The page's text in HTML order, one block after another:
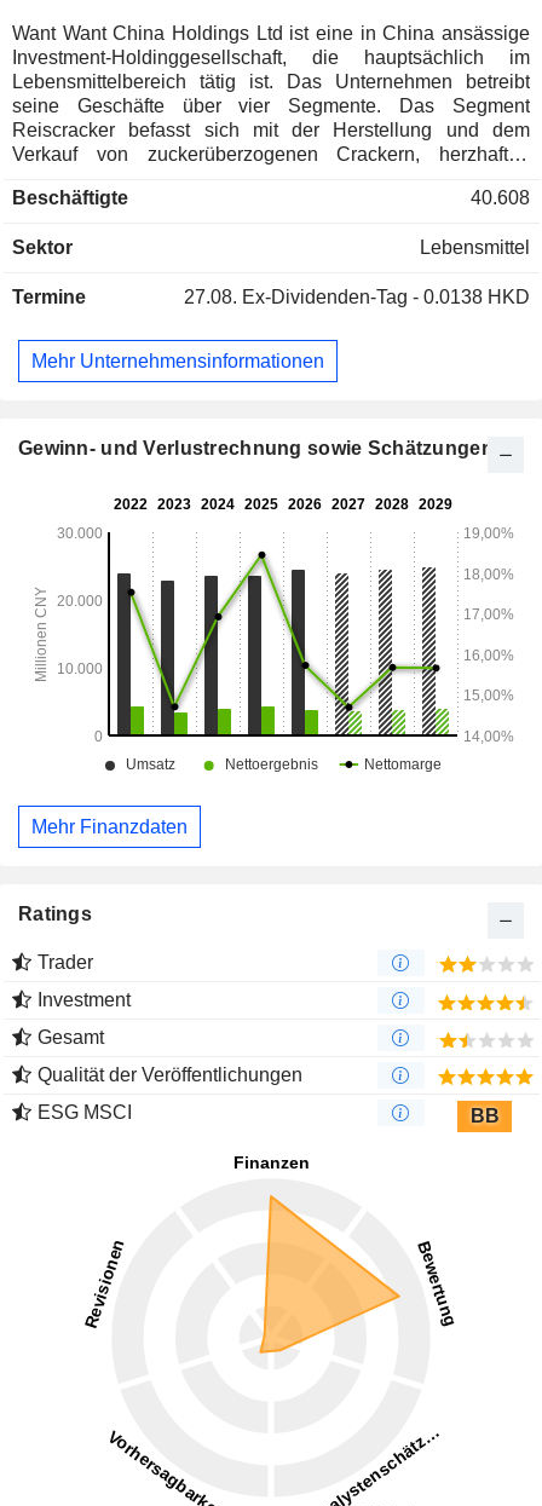
Want Want China Holdings Ltd ist eine in China ansässige
Investment-Holdinggesellschaft, die hauptsächlich im
Lebensmittelbereich tätig ist. Das Unternehmen betreibt
seine Geschäfte über vier Segmente. Das Segment
Reiscracker befasst sich mit der Herstellung und dem
Verkauf von zuckerüberzogenen Crackern, herzhaften
Das Segment Molkereiprodukte und Getränke befasst sich
Milch, Joghurtgetränken, trinkfertigem Kaffee, Saftgetränken,
Snack Food befasst sich mit der Herstellung und dem
Bohnen und Nüssen, unter anderem. Das Segment
Sonstige Produkte befasst sich mit der Herstellung und dem
Beschäftigte 40.608
Sektor Lebensmittel
Termine 27.08. Ex-Dividenden-Tag - 0.0138 HKD
Mehr Unternehmensinformationen
Gewinn- und Verlustrechnung sowie Schätzungen
Mehr Finanzdaten
Ratings
Trader
Investment
Gesamt
Qualität der Veröffentlichungen
ESG MSCI
BB